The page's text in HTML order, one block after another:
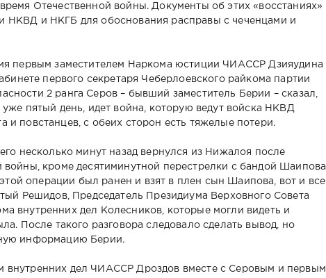
Отечественной войны. Документы об этих «восстаниях»
НКВД и НКГБ для обоснования расправы с чеченцами и
первым заместителем Наркома юстиции ЧИАССР Дзияудина
первого секретаря Чеберлоевского райкома партии
2 ранга Серов – бывший заместитель Берии – сказал,
пятый день, идет война, которую ведут войска НКВД
и повстанцев, с обеих сторон есть тяжелые потери.
несколько минут назад вернулся из Нижалоя после
войны, кроме десятиминутной перестрелки с бандой Шаипова
операции был ранен и взят в плен сын Шаипова, вот и все
Решидов, Председатель Президиума Верховного Совета
внутренних дел Колесников, которые могли видеть и
После такого разговора следовало сделать вывод, но
информацию Берии.
внутренних дел ЧИАССР Дроздов вместе с Серовым и первым